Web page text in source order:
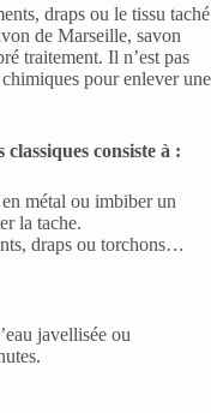
draps ou le tissu taché
de Marseille, savon
traitement. Il n’est pas
pour enlever une
consiste à :
métal ou imbiber un
la tache.
draps ou torchons…
javellisée ou